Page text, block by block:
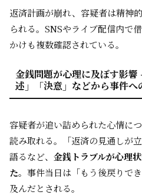
返済計画が崩れ、容疑者は精神
られる。SNSやライブ配信内で
かけも複数確認されている。
金銭問題が心理に及ぼす影
述」「決意」などから事件へ
容疑者が追い詰められた心情に
読み取れる。「返済の見通しが
語るなど、 金銭トラブルが心理
た。事件当日は「もう後戻りで
及んだとされる。